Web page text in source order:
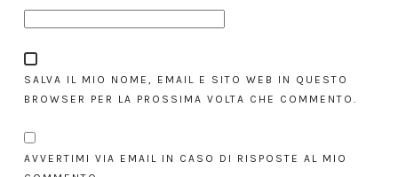
SALVA IL MIO NOME, EMAIL E SITO WEB IN QUESTO
BROWSER PER LA PROSSIMA VOLTA CHE COMMENTO.
AVVERTIMI VIA EMAIL IN CASO DI RISPOSTE AL MIO